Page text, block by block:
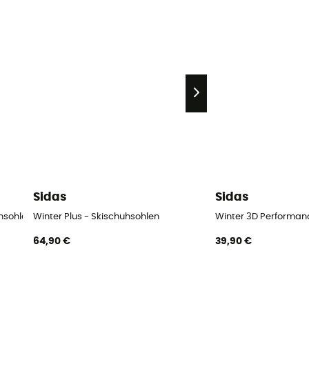
Sidas
Winter Plus - Skischuhsohlen
64,90 €
Sidas
Winter 3D
39,90 €